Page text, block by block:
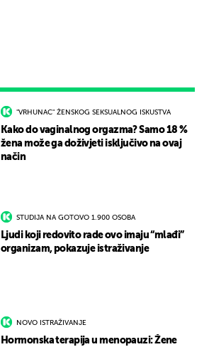
"VRHUNAC" ŽENSKOG SEKSUALNOG ISKUSTVA
Kako do vaginalnog orgazma? Samo 18 %
žena može ga doživjeti isključivo na ovaj
način
STUDIJA NA GOTOVO 1.900 OSOBA
Ljudi koji redovito rade ovo imaju “mlađi”
organizam, pokazuje istraživanje
NOVO ISTRAŽIVANJE
Hormonska terapija u menopauzi: Žene